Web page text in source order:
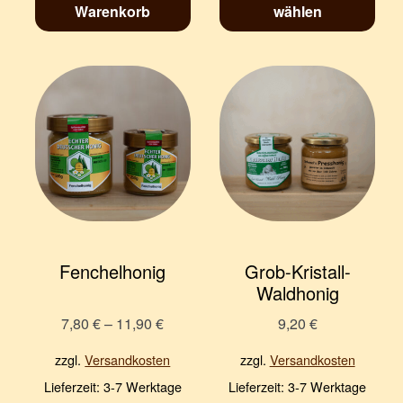
Warenkorb wählen
Fenchelhonig
7,80€– 11,90€
zzgl.Versandkosten
Lieferzeit: 3-7 Werktage
Grob-Kristall-
Waldhonig
9,20 €
zzgl. Versandkosten
Lieferzeit:3-7 Werktage